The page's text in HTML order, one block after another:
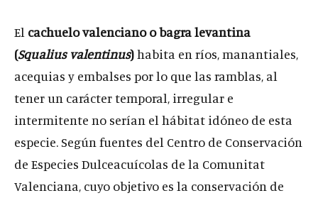
El cachuelo valenciano o bagra levantina
(Squalius valentinus)habita en ríos, manantiales,
acequias y embalses por lo que las ramblas, al
tener un carácter temporal, irregular e
intermitente no serían el hábitat idóneo de esta
especie. Según fuentes del Centro de Conservación
de Especies Dulceacuícolas de la Comunitat
Valenciana, cuyo objetivo es la conservación de